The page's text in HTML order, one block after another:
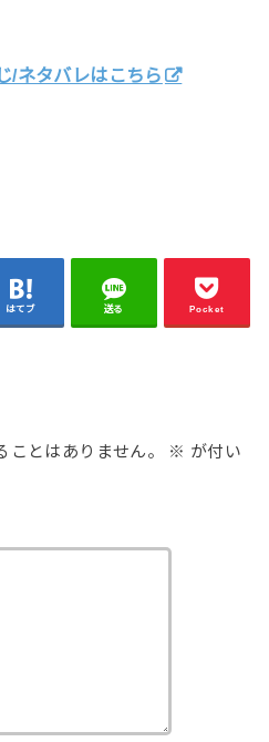
/ネタバレはこちら
はてブ 送る Pocket
ことはありません。 ※ が付い